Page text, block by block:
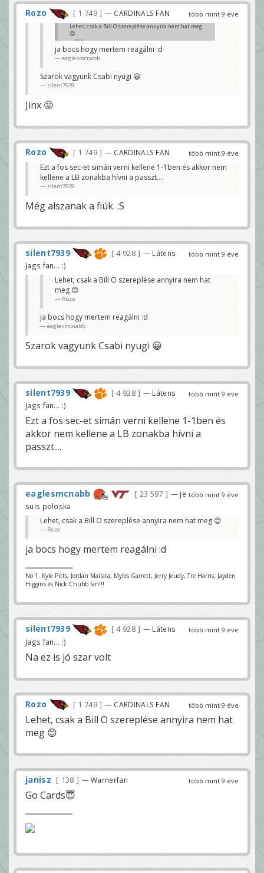
több mint 9 éve
Rozo 1 749 — CARDINALS FAN
Lehet, csak a Bill O szereplése annyira nem hat meg
😊
Rozo
ja bocs hogy mertem reagálni :d
eaglesmcnabb
Szarok vagyunk Csabi nyugi 😀
silent7939
Jinx 😛
több mint 9 éve
Rozo 1 749 — CARDINALS FAN
Ezt a fos sec-et simán verni kellene 1-1ben és akkor nem
kellene a LB zonakba hívni a passzt....
silent7939
Még alszanak a fiúk. :S
több mint 9 éve
silent7939 4 928
— Látens
Jags fan... :)
Lehet, csak a Bill O szereplése annyira nem hat
meg 😊
Rozo
ja bocs hogy mertem reagálni :d
eaglesmcnabb
Szarok vagyunk Csabi nyugi 😀
több mint 9 éve
silent7939 4 928
— Látens
Jags fan... :)
Ezt a fos sec-et simán verni kellene 1-1ben és
akkor nem kellene a LB zonakba hívni a
passzt....
több mint 9 éve
eaglesmcnabb 23 597
— je
suis poloska
Lehet, csak a Bill O szereplése annyira nem hat meg 😊
Rozo
ja bocs hogy mertem reagálni :d
No 1. Kyle Pitts, Jordan Mailata, Myles Garrett, Jerry Jeudy, Tre Harris, Jayden
Higgins és Nick Chubb fan!!!
több mint 9 éve
silent7939 4 928
— Látens
Jags fan... :)
Na ez is jó szar volt
több mint 9 éve
Rozo 1 749 — CARDINALS FAN
Lehet, csak a Bill O szereplése annyira nem hat
meg 😊
több mint 9 éve
janisz 138 — Warnerfan
Go Cards😇